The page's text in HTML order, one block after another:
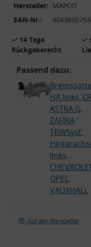
Hersteller: MAPCO
EAN-Nr.:
14 Tage
Rückgaberecht
Passend dazu:
HA links,
ASTRA G,
ZAFIRA
TRWSyst,
links,
OPEL,
VAUXHALL
Auf den Merkzettel